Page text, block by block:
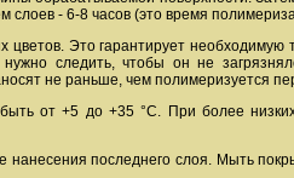
слоев - 6-8 часов (это время
цветов. Это гарантирует
следить, чтобы он не
не раньше, чем полимеризуется
от +5 до +35 °С. При более
нанесения последнего слоя. Мыть